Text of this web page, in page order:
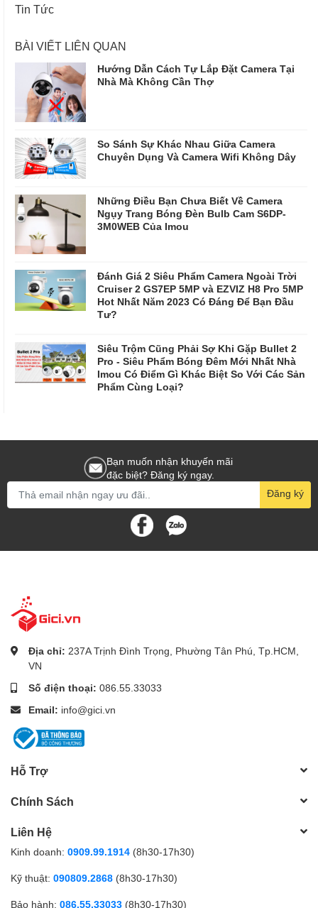
Tin Tức
BÀI VIẾT LIÊN QUAN
Hướng Dẫn Cách Tự Lắp Đặt Camera Tại
Nhà Mà Không Cần Thợ
So Sánh Sự Khác Nhau Giữa Camera
Chuyên Dụng Và Camera Wifi Không Dây
Những Điều Bạn Chưa Biết Về Camera
Ngụy Trang Bóng Đèn Bulb Cam S6DP-
3M0WEB Của Imou
Đánh Giá 2 Siêu Phẩm Camera Ngoài Trời
Cruiser 2 GS7EP 5MP và EZVIZ H8 Pro 5MP
Hot Nhất Năm 2023 Có Đáng Để Bạn Đầu
Tư?
Siêu Trộm Cũng Phải Sợ Khi Gặp Bullet 2
Pro - Siêu Phẩm Bóng Đêm Mới Nhất Nhà
Imou Có Điểm Gì Khác Biệt So Với Các Sản
Phẩm Cùng Loại?
Bạn muốn nhận khuyến mãi
đặc biệt? Đăng ký ngay.
Đăng ký
Địa chỉ: 237A Trịnh Đình Trọng, Phường Tân Phú, Tp.HCM,
VN
Số điện thoại: 086.55.33033
Email: info@gici.vn
Hỗ Trợ
Chính Sách
Liên Hệ
Kinh doanh: 0909.99.1914 (8h30-17h30)
Kỹ thuật: 090809.2868 (8h30-17h30)
Bảo hành: 086.55.33033 (8h30-17h30)